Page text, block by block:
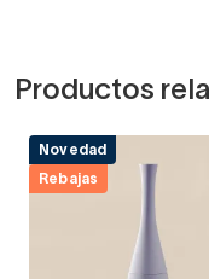
Productos
Novedad
Rebajas